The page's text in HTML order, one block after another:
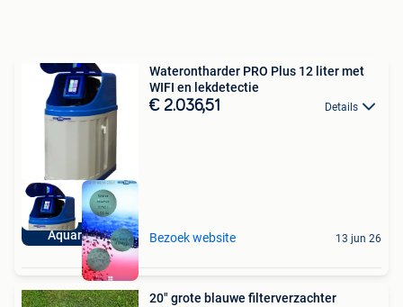
Aquariatics
Waterontharder PRO Plus 12 liter met
WIFI en lekdetectie
€ 2.036,51 Details
Bezoek website 13 jun 26
20" grote blauwe filterverzachter